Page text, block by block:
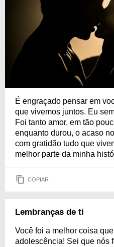
É engraçado pensar em
que vivemos juntos. Eu
Foi tanto amor, em tão
enquanto durou, o acaso
com gratidão tudo que
melhor parte da minha
COPIAR
Lembranças de ti
Você foi a melhor coisa
adolescência! Sei que nós